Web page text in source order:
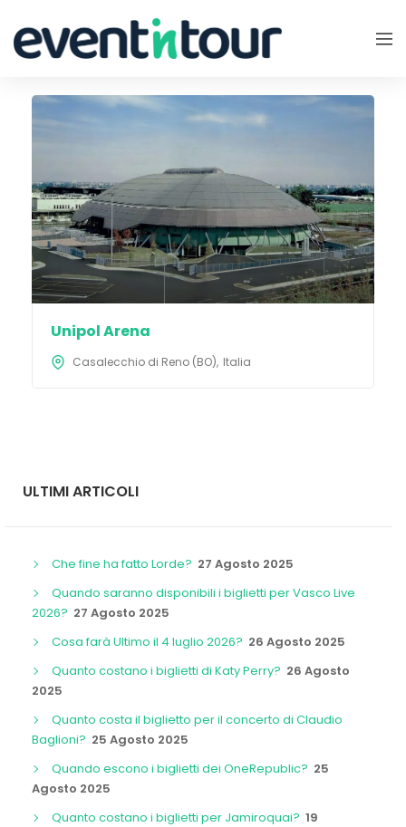
Unipol Arena
Casalecchio di Reno (BO) Italia
ULTIMI ARTICOLI
Che fine ha fatto Lorde? 27 Agosto 2025
Quando saranno disponibili i biglietti per Vasco Live
2026? 27 Agosto 2025
Cosa farà Ultimo il 4 luglio 2026? 26 Agosto 2025
Quanto costano i biglietti di Katy Perry? 26 Agosto
2025
Quanto costa il biglietto per il concerto di Claudio
Baglioni? 25 Agosto 2025
Quando escono i biglietti dei OneRepublic? 25
Agosto 2025
Quanto costano i biglietti per Jamiroquai? 19